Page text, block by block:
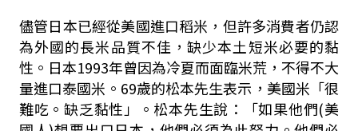
儘管日本已經從美國進口稻米，但許多消費者仍認
為外國的長米品質不佳，缺少本土短米必要的黏
性。日本1993年曾因為冷夏而面臨米荒，不得不大
量進口泰國米。69歲的松本先生表示，美國米「很
難吃。缺乏黏性」。松本先生說：「如果他們(美